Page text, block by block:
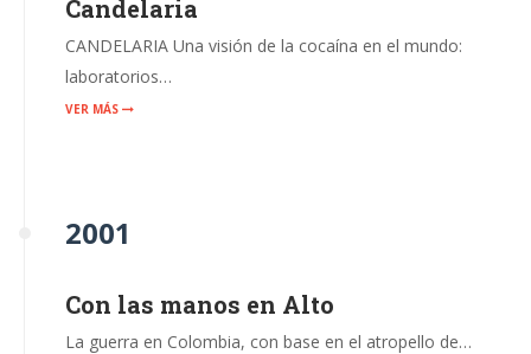
Candelaria
CANDELARIA Una visión de la cocaína en el mundo:
laboratorios…
VER MÁS
2001
Con las manos en Alto
La guerra en Colombia, con base en el atropello de…